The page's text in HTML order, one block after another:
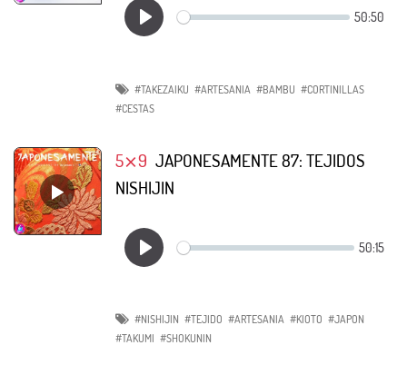
#TAKEZAIKU #ARTESANIA #BAMBU #CORTINILLAS
#CESTAS
5⨯9 JAPONESAMENTE 87: TEJIDOS
NISHIJIN
#NISHIJIN #TEJIDO #ARTESANIA #KIOTO #JAPON
#TAKUMI #SHOKUNIN